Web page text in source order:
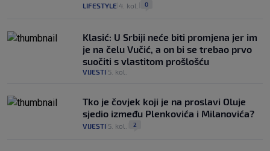
LIFESTYLE 4. kol. 0
Klasić: U Srbiji neće biti promjena jer im
je na čelu Vučić, a on bi se trebao prvo
suočiti s vlastitom prošlošću
VIJESTI 5. kol.
Tko je čovjek koji je na proslavi Oluje
sjedio između Plenkovića i Milanovića?
VIJESTI 5. kol. 2